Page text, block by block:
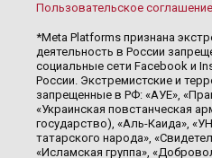
Пользовательское соглашение
*Meta Platforms признана
деятельность в России
социальные сети Facebook и
России. Экстремистские и
запрещенные в РФ: «АУЕ»,
«Украинская повстанческая
государство), «Аль-Каида»,
татарского народа»,
«Исламская группа»,